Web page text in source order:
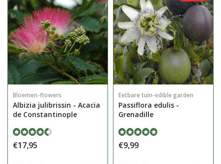
Bloemen-flowers
Albizia julibrissin - Acacia
de Constantinople
€17,95
Eetbare tuin-edible garden
Passiflora edulis -
Grenadille
€9,99